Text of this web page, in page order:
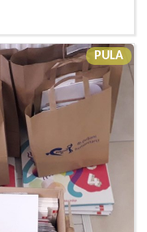
PULA